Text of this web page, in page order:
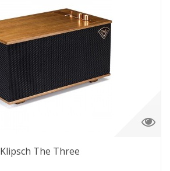
Klipsch The Three